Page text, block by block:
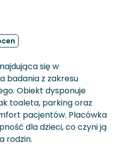
się w
badania z zakresu
Obiekt dysponuje
toaleta, parking oraz
pacjentów. Placówka
dla dzieci, co czyni ją
rodzin.